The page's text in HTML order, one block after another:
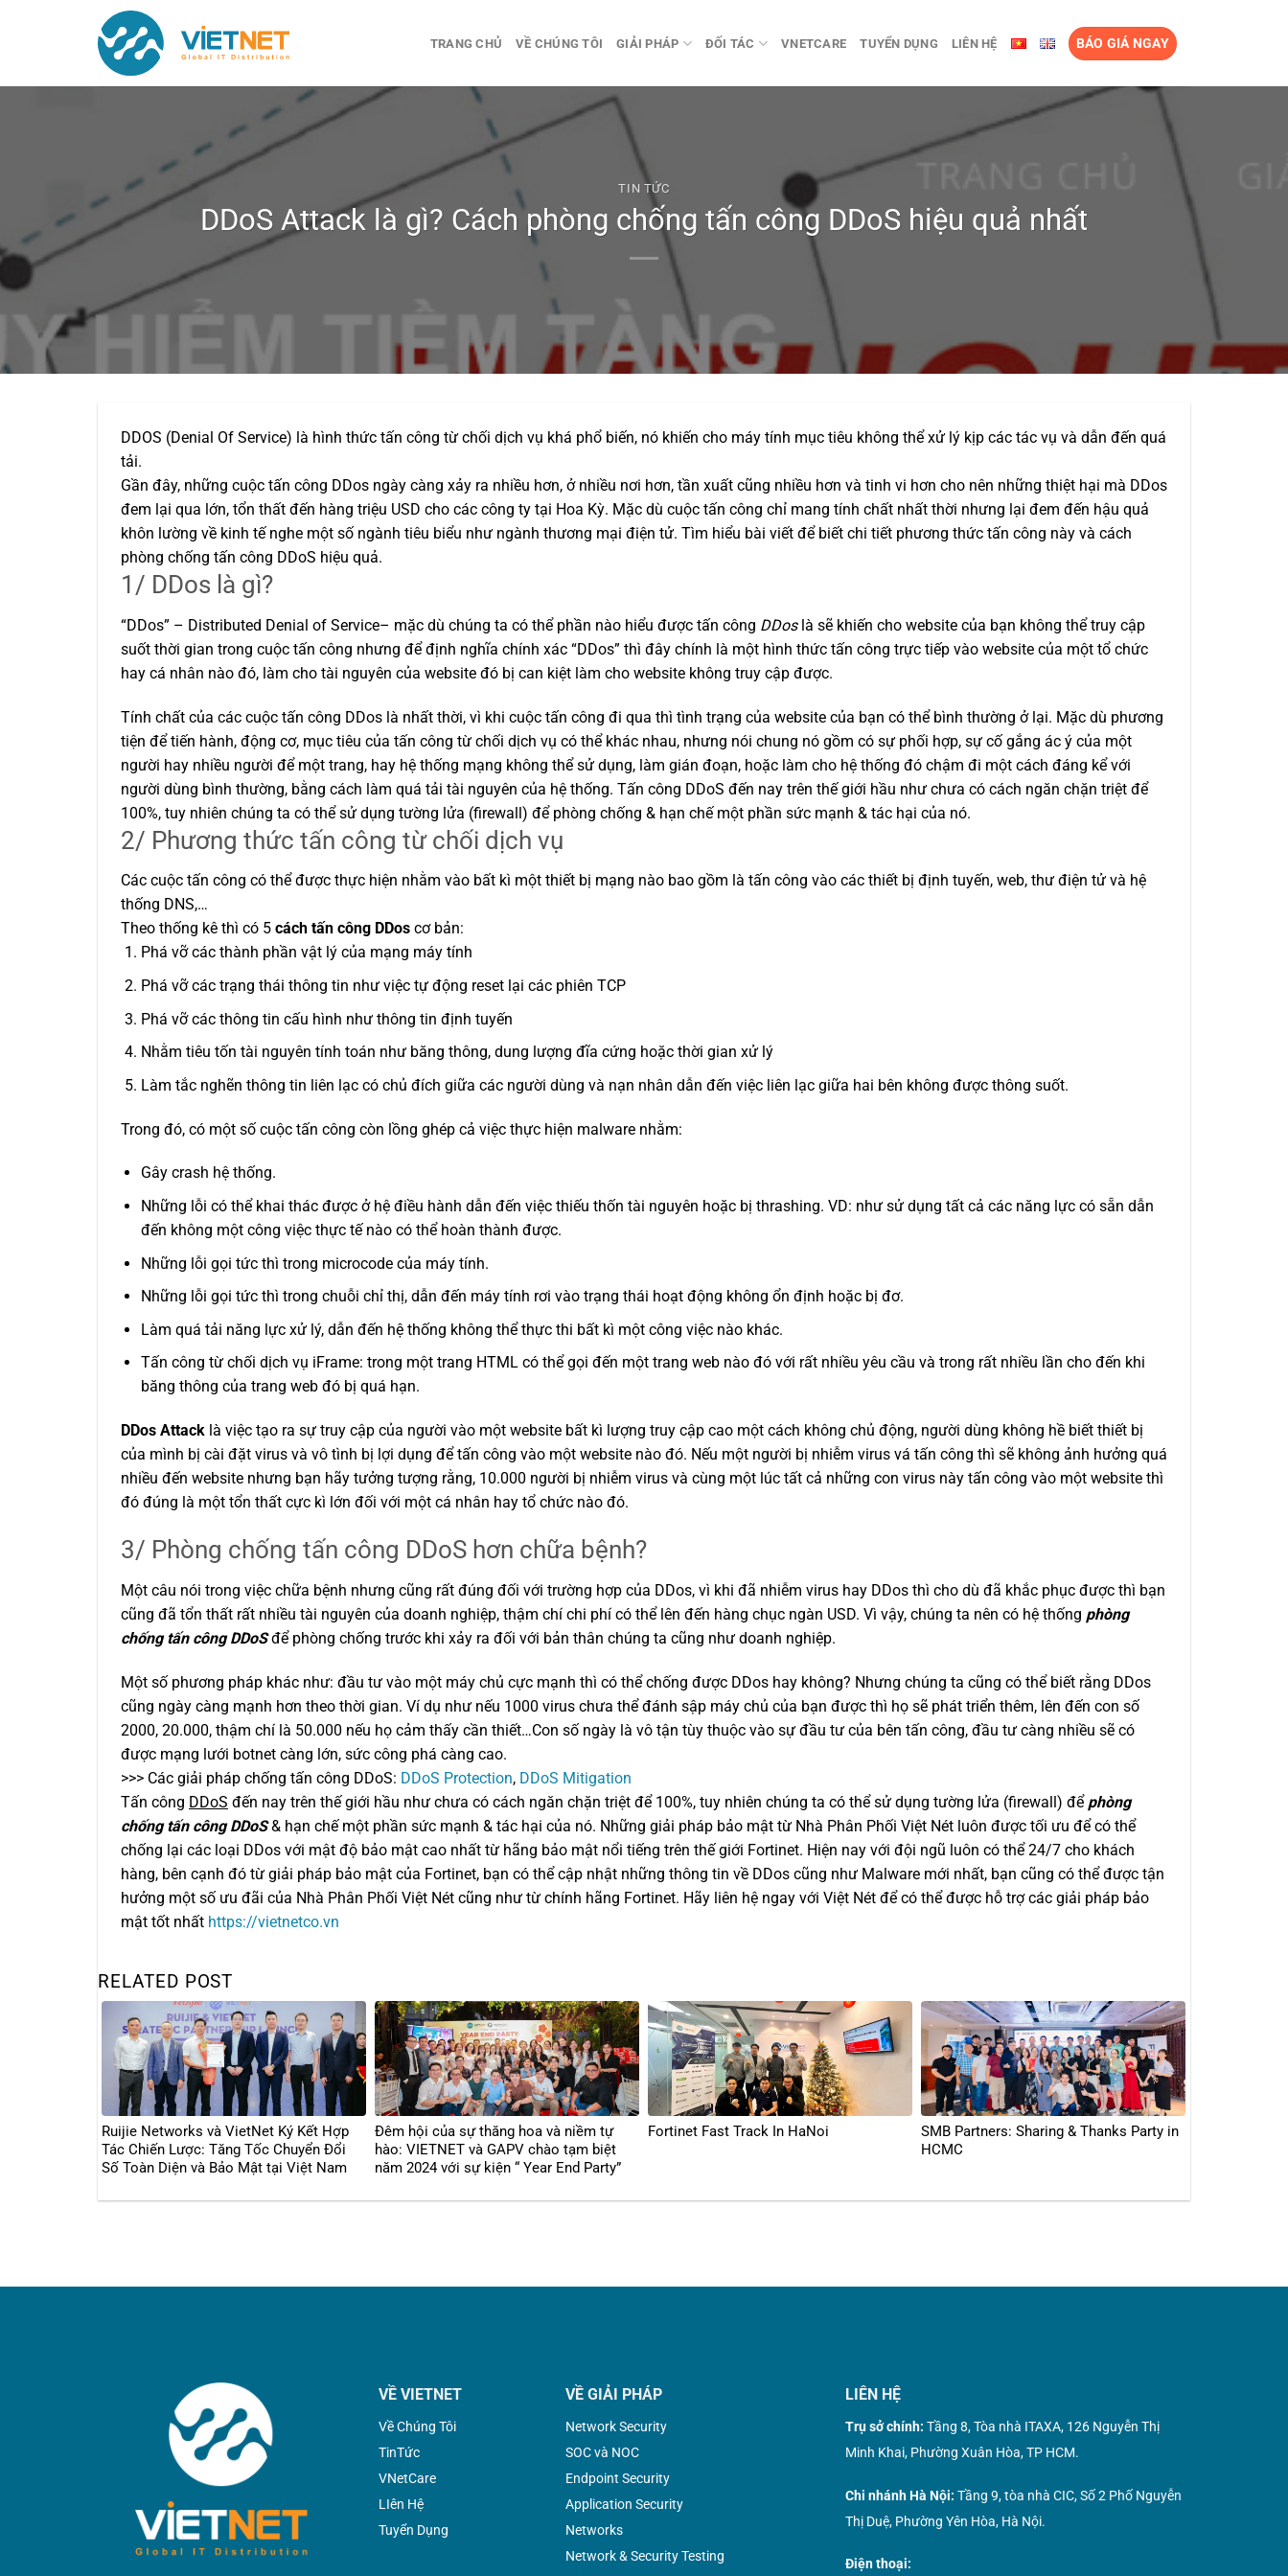
dung
TRANG CHỦ VỀ CHÚNG TÔI GIẢI PHÁP ĐỐI TÁC VNETCARE TUYỂN DỤNG LIÊN HỆ BÁO GIÁ NGAY
TIN TỨC
DDoS Attack là gì? Cách phòng chống tấn công DDoS hiệu quả nhất
DDOS (Denial Of Service) là hình thức tấn công từ chối dịch vụ khá phổ biến, nó khiến cho máy tính mục tiêu không thể xử lý kịp các tác vụ và dẫn đến quá
tải.
Gần đây, những cuộc tấn công DDos ngày càng xảy ra nhiều hơn, ở nhiều nơi hơn, tần xuất cũng nhiều hơn và tinh vi hơn cho nên những thiệt hại mà DDos
đem lại qua lớn, tổn thất đến hàng triệu USD cho các công ty tại Hoa Kỳ. Mặc dù cuộc tấn công chỉ mang tính chất nhất thời nhưng lại đem đến hậu quả
khôn lường về kinh tế nghe một số ngành tiêu biểu như ngành thương mại điện tử. Tìm hiểu bài viết để biết chi tiết phương thức tấn công này và cách
phòng chống tấn công DDoS hiệu quả.
1/ DDos là gì?
“DDos” – Distributed Denial of Service– mặc dù chúng ta có thể phần nào hiểu được tấn công DDoslà sẽ khiến cho website của bạn không thể truy cập
suốt thời gian trong cuộc tấn công nhưng để định nghĩa chính xác “DDos” thì đây chính là một hình thức tấn công trực tiếp vào website của một tổ chức
hay cá nhân nào đó, làm cho tài nguyên của website đó bị can kiệt làm cho website không truy cập được.
Tính chất của các cuộc tấn công DDos là nhất thời, vì khi cuộc tấn công đi qua thì tình trạng của website của bạn có thể bình thường ở lại. Mặc dù phương
tiện để tiến hành, động cơ, mục tiêu của tấn công từ chối dịch vụ có thể khác nhau, nhưng nói chung nó gồm có sự phối hợp, sự cố gắng ác ý của một
người hay nhiều người để một trang, hay hệ thống mạng không thể sử dụng, làm gián đoạn, hoặc làm cho hệ thống đó chậm đi một cách đáng kể với
người dùng bình thường, bằng cách làm quá tải tài nguyên của hệ thống. Tấn công DDoS đến nay trên thế giới hầu như chưa có cách ngăn chặn triệt để
100%, tuy nhiên chúng ta có thể sử dụng tường lửa (firewall) để phòng chống & hạn chế một phần sức mạnh & tác hại của nó. ​
2/ Phương thức tấn công từ chối dịch vụ
Các cuộc tấn công có thể được thực hiện nhằm vào bất kì một thiết bị mạng nào bao gồm là tấn công vào các thiết bị định tuyến, web, thư điện tử và hệ
thống DNS,…
Theo thống kê thì có 5 cách tấn công DDos cơ bản:
Phá vỡ các thành phần vật lý của mạng máy tính
Phá vỡ các trạng thái thông tin như việc tự động reset lại các phiên TCP
Phá vỡ các thông tin cấu hình như thông tin định tuyến
Nhằm tiêu tốn tài nguyên tính toán như băng thông, dung lượng đĩa cứng hoặc thời gian xử lý
Làm tắc nghẽn thông tin liên lạc có chủ đích giữa các người dùng và nạn nhân dẫn đến việc liên lạc giữa hai bên không được thông suốt.
Trong đó, có một số cuộc tấn công còn lồng ghép cả việc thực hiện malware nhằm:
Gây crash hệ thống.
Những lỗi có thể khai thác được ở hệ điều hành dẫn đến việc thiếu thốn tài nguyên hoặc bị thrashing. VD: như sử dụng tất cả các năng lực có sẵn dẫn
đến không một công việc thực tế nào có thể hoàn thành được.
Những lỗi gọi tức thì trong microcode của máy tính.
Những lỗi gọi tức thì trong chuỗi chỉ thị, dẫn đến máy tính rơi vào trạng thái hoạt động không ổn định hoặc bị đơ.
Làm quá tải năng lực xử lý, dẫn đến hệ thống không thể thực thi bất kì một công việc nào khác.
Tấn công từ chối dịch vụ iFrame: trong một trang HTML có thể gọi đến một trang web nào đó với rất nhiều yêu cầu và trong rất nhiều lần cho đến khi
băng thông của trang web đó bị quá hạn.
DDos Attack là việc tạo ra sự truy cập của người vào một website bất kì lượng truy cập cao một cách không chủ động, người dùng không hề biết thiết bị
của mình bị cài đặt virus và vô tình bị lợi dụng để tấn công vào một website nào đó. Nếu một người bị nhiễm virus vá tấn công thì sẽ không ảnh hưởng quá
nhiều đến website nhưng bạn hãy tưởng tượng rằng, 10.000 người bị nhiễm virus và cùng một lúc tất cả những con virus này tấn công vào một website thì
đó đúng là một tổn thất cực kì lớn đối với một cá nhân hay tổ chức nào đó.
3/ Phòng chống tấn công DDoS hơn chữa bệnh?
Một câu nói trong việc chữa bệnh nhưng cũng rất đúng đối với trường hợp của DDos, vì khi đã nhiễm virus hay DDos thì cho dù đã khắc phục được thì bạn
cũng đã tổn thất rất nhiều tài nguyên của doanh nghiệp, thậm chí chi phí có thể lên đến hàng chục ngàn USD. Vì vậy, chúng ta nên có hệ thống phòng
chống tấn công DDoSđể phòng chống trước khi xảy ra đối với bản thân chúng ta cũng như doanh nghiệp.
Một số phương pháp khác như: đầu tư vào một máy chủ cực mạnh thì có thể chống được DDos hay không? Nhưng chúng ta cũng có thể biết rằng DDos
cũng ngày càng mạnh hơn theo thời gian. Ví dụ như nếu 1000 virus chưa thể đánh sập máy chủ của bạn được thì họ sẽ phát triển thêm, lên đến con số
2000, 20.000, thậm chí là 50.000 nếu họ cảm thấy cần thiết…Con số ngày là vô tận tùy thuộc vào sự đầu tư của bên tấn công, đầu tư càng nhiều sẽ có
được mạng lưới botnet càng lớn, sức công phá càng cao.
>>> Các giải pháp chống tấn công DDoS: DDoS Protection, DDoS Mitigation
Tấn công DDoS đến nay trên thế giới hầu như chưa có cách ngăn chặn triệt để 100%, tuy nhiên chúng ta có thể sử dụng tường lửa (firewall) để phòng
chống tấn công DDoS& hạn chế một phần sức mạnh & tác hại của nó. Những giải pháp bảo mật từ Nhà Phân Phối Việt Nét luôn được tối ưu để có thể
chống lại các loại DDos với mật độ bảo mật cao nhất từ hãng bảo mật nổi tiếng trên thế giới Fortinet. Hiện nay với đội ngũ luôn có thể 24/7 cho khách
hàng, bên cạnh đó từ giải pháp bảo mật của Fortinet, bạn có thể cập nhật những thông tin về DDos cũng như Malware mới nhất, bạn cũng có thể được tận
hưởng một số ưu đãi của Nhà Phân Phối Việt Nét cũng như từ chính hãng Fortinet. Hãy liên hệ ngay với Việt Nét để có thể được hỗ trợ các giải pháp bảo
mật tốt nhất https://vietnetco.vn
RELATED POST
Ruijie Networks và VietNet Ký Kết Hợp
Tác Chiến Lược: Tăng Tốc Chuyển Đổi
Số Toàn Diện và Bảo Mật tại Việt Nam
Đêm hội của sự thăng hoa và niềm tự
hào: VIETNET và GAPV chào tạm biệt
năm 2024 với sự kiện “ Year End Party”
Fortinet Fast Track In HaNoi
SMB Partners: Sharing & Thanks Party in
HCMC
VỀ VIETNET
Về Chúng Tôi
TinTức
VNetCare
LIên Hệ
Tuyển Dụng
VỀ GIẢI PHÁP
Network Security
SOC và NOC
Endpoint Security
Application Security
Networks
Network & Security Testing
LIÊN HỆ
Trụ sở chính: Tầng 8, Tòa nhà ITAXA, 126 Nguyễn Thị
Minh Khai, Phường Xuân Hòa, TP HCM.
Chi nhánh Hà Nội: Tầng 9, tòa nhà CIC, Số 2 Phố Nguyễn
Thị Duệ, Phường Yên Hòa, Hà Nội.
Điện thoại: